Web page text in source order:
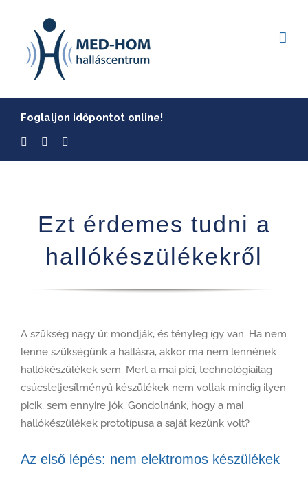
content
Foglaljon időpontot online!
Ezt érdemes tudni a
hallókészülékekről
A szükség nagy úr, mondják, és tényleg így van. Ha nem
lenne szükségünk a hallásra, akkor ma nem lennének
hallókészülékek sem. Mert a mai pici, technológiailag
csúcsteljesítményű készülékek nem voltak mindig ilyen
picik, sem ennyire jók. Gondolnánk, hogy a mai
hallókészülékek prototípusa a saját kezünk volt?
Az első lépés: nem elektromos készülékek